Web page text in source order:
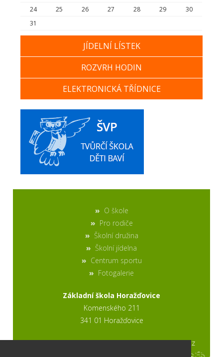
24
25 26 27 28 29
30
31
JÍDELNÍ LÍSTEK
ROZVRH HODIN
ELEKTRONICKÁ TŘÍDNICE
O škole
Pro rodiče
Školní družina
Školní jídelna
Centrum sportu
Fotogalerie
Základní škola Horažďovice
Komenského 211
341 01 Horažďovice
2017 © výroba stránek www.ptweb.cz